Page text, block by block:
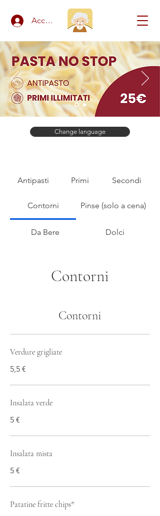
Accedi
Change language
Antipasti Primi Secondi
Contorni Pinse (solo a cena)
Da Bere Dolci
Contorni
Contorni
Verdure grigliate
5,5 €
Insalata verde
5 €
Insalata mista
5 €
Patatine fritte chips*